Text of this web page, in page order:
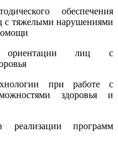
обеспечения
с тяжелыми нарушениями
ориентации лиц с
при работе с
здоровья и
реализации программ